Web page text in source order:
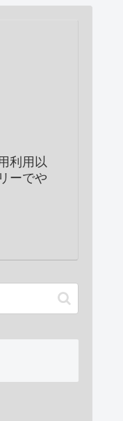
利用以
ーでや